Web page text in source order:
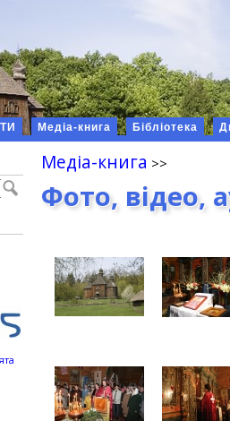
Медіа-книга Бібліотека
Медіа-книга
Фото, відео,